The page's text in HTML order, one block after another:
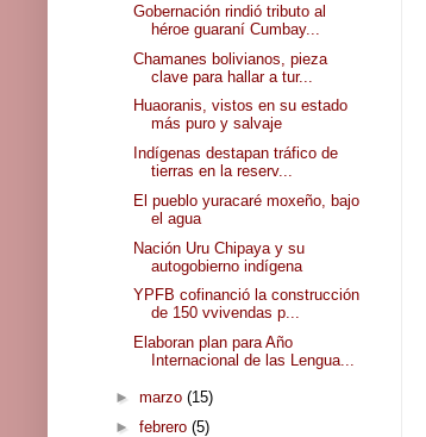
Gobernación rindió tributo al
héroe guaraní Cumbay...
Chamanes bolivianos, pieza
clave para hallar a tur...
Huaoranis, vistos en su estado
más puro y salvaje
Indígenas destapan tráfico de
tierras en la reserv...
El pueblo yuracaré moxeño, bajo
el agua
Nación Uru Chipaya y su
autogobierno indígena
YPFB cofinanció la construcción
de 150 vvivendas p...
Elaboran plan para Año
Internacional de las Lengua...
► marzo (15)
► febrero (5)